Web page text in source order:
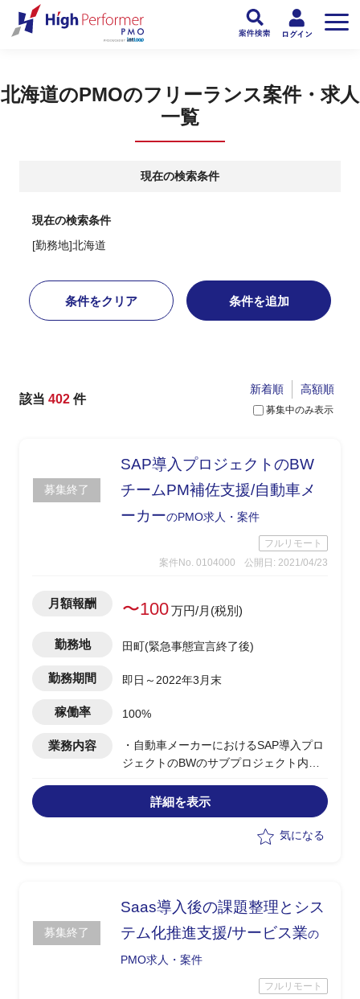
北海道のPMOのフリーランス案件・求人
一覧
現在の検索条件
現在の検索条件
[勤務地]北海道
条件をクリア 条件を追加
該当 402 件
募集中のみ表示
新着順 高額順
募集終了
SAP導入プロジェクトのBW
チームPM補佐支援/自動車メ
ーカーのPMO求人・案件
フルリモート
案件No. 0104000
公開日: 2021/04/23
月額報酬 〜100万円/月(税別)
勤務地 田町(緊急事態宣言終了後)
勤務期間 即日～2022年3月末
稼働率 100%
業務内容
・自動車メーカーにおけるSAP導入プロ
ジェクトのBWのサブプロジェクト内で
・社内業務部門や外部ベンダーとのコミ
ュニケーション
・各種打合せのスケジュール調整、会議
詳細を表示
気になる
募集終了
Saas導入後の課題整理とシス
テム化推進支援/サービス業の
PMO求人・案件
フルリモート